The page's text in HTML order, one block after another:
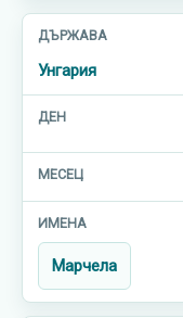
Унгария
Марчела